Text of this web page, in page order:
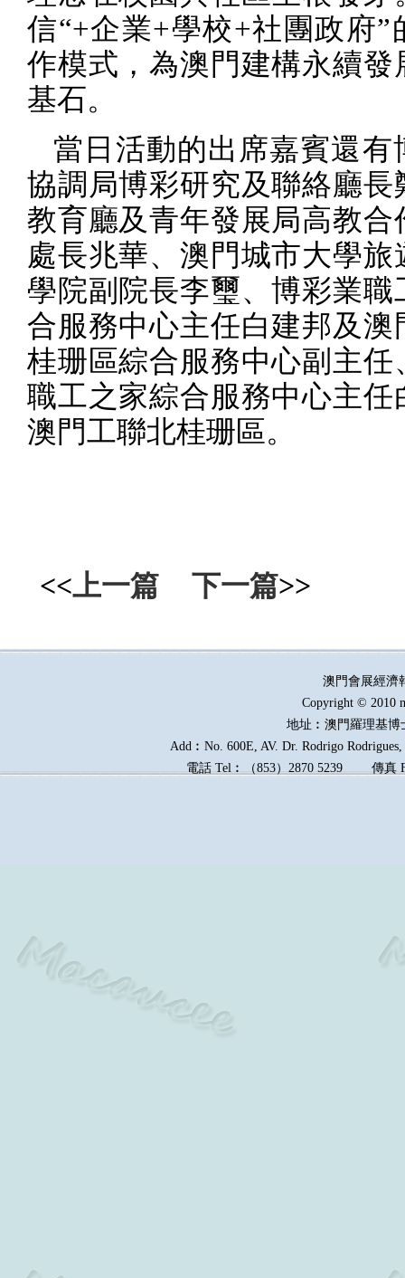
信“+企業+學校+社團政府”
作模式，為澳門建構永續發
基石。
當日活動的出席嘉賓還有
協調局博彩研究及聯絡廳長
教育廳及青年發展局高教合
處長兆華、澳門城市大學旅
學院副院長李璽、博彩業職
合服務中心主任白建邦及澳
桂珊區綜合服務中心副主任
職工之家綜合服務中心主任
澳門工聯北桂珊區。
<<上一篇 下一篇>>
澳門會展經
Copyright © 2010
地址︰澳門羅理基博
Add︰No. 600E, AV. Dr. Rodrigo
電話 Tel︰（853）2870 5239傳真